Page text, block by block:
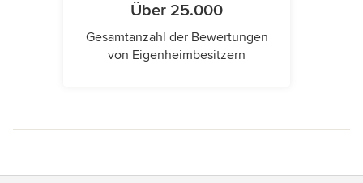
Über 25.000
Gesamtanzahl der Bewertungen
von Eigenheimbesitzern